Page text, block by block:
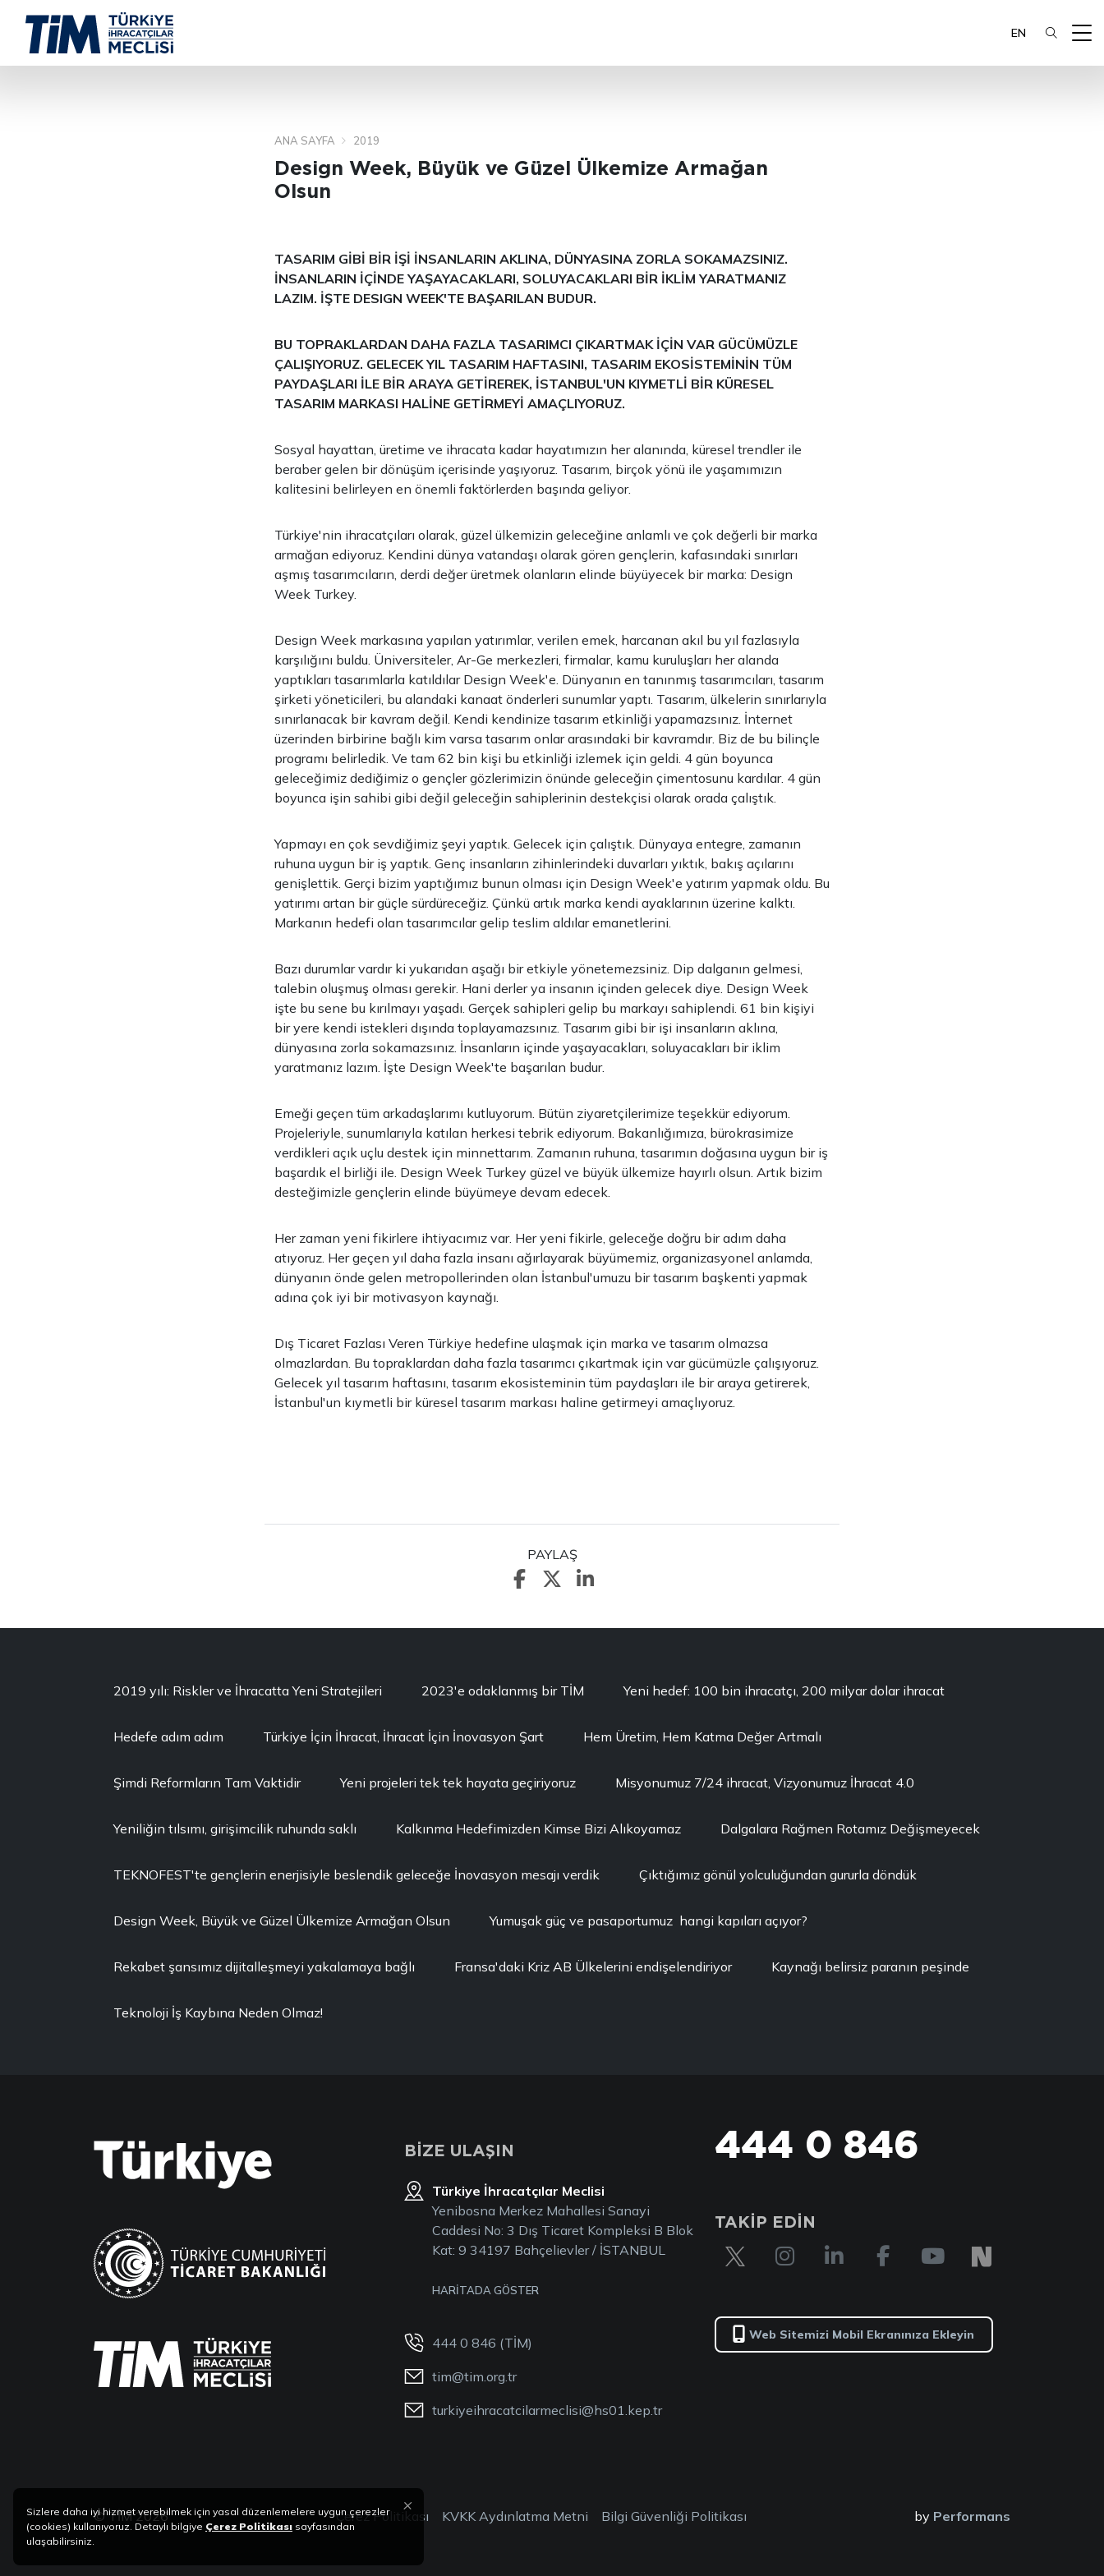
EN
ANA SAYFA 2019
Design Week, Büyük ve Güzel Ülkemize Armağan
Olsun
TASARIM GİBİ BİR İŞİ İNSANLARIN AKLINA, DÜNYASINA ZORLA SOKAMAZSINIZ.
İNSANLARIN İÇİNDE YAŞAYACAKLARI, SOLUYACAKLARI BİR İKLİM YARATMANIZ
LAZIM. İŞTE DESIGN WEEK'TE BAŞARILAN BUDUR.
BU TOPRAKLARDAN DAHA FAZLA TASARIMCI ÇIKARTMAK İÇİN VAR GÜCÜMÜZLE
ÇALIŞIYORUZ. GELECEK YIL TASARIM HAFTASINI, TASARIM EKOSİSTEMİNİN TÜM
PAYDAŞLARI İLE BİR ARAYA GETİREREK, İSTANBUL'UN KIYMETLİ BİR KÜRESEL
TASARIM MARKASI HALİNE GETİRMEYİ AMAÇLIYORUZ.
Sosyal hayattan, üretime ve ihracata kadar hayatımızın her alanında, küresel trendler ile
beraber gelen bir dönüşüm içerisinde yaşıyoruz. Tasarım, birçok yönü ile yaşamımızın
kalitesini belirleyen en önemli faktörlerden başında geliyor.
Türkiye'nin ihracatçıları olarak, güzel ülkemizin geleceğine anlamlı ve çok değerli bir marka
armağan ediyoruz. Kendini dünya vatandaşı olarak gören gençlerin, kafasındaki sınırları
aşmış tasarımcıların, derdi değer üretmek olanların elinde büyüyecek bir marka: Design
Week Turkey.
Design Week markasına yapılan yatırımlar, verilen emek, harcanan akıl bu yıl fazlasıyla
karşılığını buldu. Üniversiteler, Ar-Ge merkezleri, firmalar, kamu kuruluşları her alanda
yaptıkları tasarımlarla katıldılar Design Week'e. Dünyanın en tanınmış tasarımcıları, tasarım
şirketi yöneticileri, bu alandaki kanaat önderleri sunumlar yaptı. Tasarım, ülkelerin sınırlarıyla
sınırlanacak bir kavram değil. Kendi kendinize tasarım etkinliği yapamazsınız. İnternet
üzerinden birbirine bağlı kim varsa tasarım onlar arasındaki bir kavramdır. Biz de bu bilinçle
programı belirledik. Ve tam 62 bin kişi bu etkinliği izlemek için geldi. 4 gün boyunca
geleceğimiz dediğimiz o gençler gözlerimizin önünde geleceğin çimentosunu kardılar. 4 gün
boyunca işin sahibi gibi değil geleceğin sahiplerinin destekçisi olarak orada çalıştık.
Yapmayı en çok sevdiğimiz şeyi yaptık. Gelecek için çalıştık. Dünyaya entegre, zamanın
ruhuna uygun bir iş yaptık. Genç insanların zihinlerindeki duvarları yıktık, bakış açılarını
genişlettik. Gerçi bizim yaptığımız bunun olması için Design Week'e yatırım yapmak oldu. Bu
yatırımı artan bir güçle sürdüreceğiz. Çünkü artık marka kendi ayaklarının üzerine kalktı.
Markanın hedefi olan tasarımcılar gelip teslim aldılar emanetlerini.
Bazı durumlar vardır ki yukarıdan aşağı bir etkiyle yönetemezsiniz. Dip dalganın gelmesi,
talebin oluşmuş olması gerekir. Hani derler ya insanın içinden gelecek diye. Design Week
işte bu sene bu kırılmayı yaşadı. Gerçek sahipleri gelip bu markayı sahiplendi. 61 bin kişiyi
bir yere kendi istekleri dışında toplayamazsınız. Tasarım gibi bir işi insanların aklına,
dünyasına zorla sokamazsınız. İnsanların içinde yaşayacakları, soluyacakları bir iklim
yaratmanız lazım. İşte Design Week'te başarılan budur.
Emeği geçen tüm arkadaşlarımı kutluyorum. Bütün ziyaretçilerimize teşekkür ediyorum.
Projeleriyle, sunumlarıyla katılan herkesi tebrik ediyorum. Bakanlığımıza, bürokrasimize
verdikleri açık uçlu destek için minnettarım. Zamanın ruhuna, tasarımın doğasına uygun bir iş
başardık el birliği ile. Design Week Turkey güzel ve büyük ülkemize hayırlı olsun. Artık bizim
desteğimizle gençlerin elinde büyümeye devam edecek.
Her zaman yeni fikirlere ihtiyacımız var. Her yeni fikirle, geleceğe doğru bir adım daha
atıyoruz. Her geçen yıl daha fazla insanı ağırlayarak büyümemiz, organizasyonel anlamda,
dünyanın önde gelen metropollerinden olan İstanbul'umuzu bir tasarım başkenti yapmak
adına çok iyi bir motivasyon kaynağı.
Dış Ticaret Fazlası Veren Türkiye hedefine ulaşmak için marka ve tasarım olmazsa
olmazlardan. Bu topraklardan daha fazla tasarımcı çıkartmak için var gücümüzle çalışıyoruz.
Gelecek yıl tasarım haftasını, tasarım ekosisteminin tüm paydaşları ile bir araya getirerek,
İstanbul'un kıymetli bir küresel tasarım markası haline getirmeyi amaçlıyoruz.
PAYLAŞ
2019 yılı: Riskler ve İhracatta Yeni Stratejileri 2023'e odaklanmış bir TİM Yeni hedef: 100 bin ihracatçı, 200 milyar dolar ihracat
Hedefe adım adım Türkiye İçin İhracat, İhracat İçin İnovasyon Şart Hem Üretim, Hem Katma Değer Artmalı
Şimdi Reformların Tam Vaktidir Yeni projeleri tek tek hayata geçiriyoruz Misyonumuz 7/24 ihracat, Vizyonumuz İhracat 4.0
Yeniliğin tılsımı, girişimcilik ruhunda saklı Kalkınma Hedefimizden Kimse Bizi Alıkoyamaz Dalgalara Rağmen Rotamız Değişmeyecek
TEKNOFEST'te gençlerin enerjisiyle beslendik geleceğe İnovasyon mesajı verdik Çıktığımız gönül yolculuğundan gururla döndük
Design Week, Büyük ve Güzel Ülkemize Armağan Olsun Yumuşak güç ve pasaportumuz hangi kapıları açıyor?
Rekabet şansımız dijitalleşmeyi yakalamaya bağlı Fransa'daki Kriz AB Ülkelerini endişelendiriyor Kaynağı belirsiz paranın peşinde
Teknoloji İş Kaybına Neden Olmaz!
BİZE ULAŞIN
Türkiye İhracatçılar Meclisi
Yenibosna Merkez Mahallesi Sanayi
Caddesi No: 3 Dış Ticaret Kompleksi B Blok
Kat: 9 34197 Bahçelievler / İSTANBUL
HARİTADA GÖSTER
444 0 846 (TİM)
tim@tim.org.tr
turkiyeihracatcilarmeclisi@hs01.kep.tr
444 0 846
444 0 TİM
TAKİP EDİN
Web Sitemizi Mobil Ekranınıza Ekleyin
© TİM 2026 Çerez Politikası KVKK Aydınlatma Metni Bilgi Güvenliği Politikası by Performans
×
Sizlere daha iyi hizmet verebilmek için yasal düzenlemelere uygun çerezler
(cookies) kullanıyoruz. Detaylı bilgiye Çerez Politikası sayfasından
ulaşabilirsiniz.